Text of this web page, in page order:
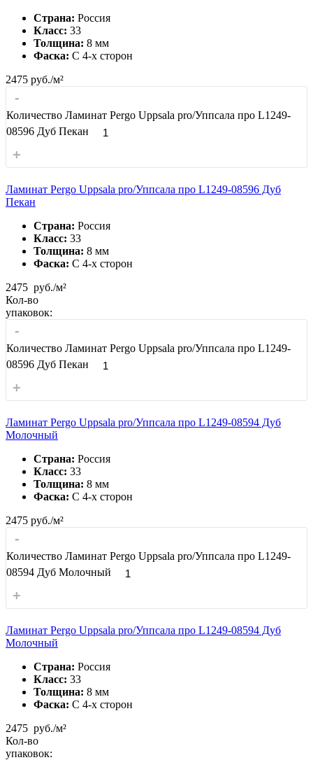
Страна: Россия
Класс: 33
Толщина: 8 мм
Фаска: С 4-x сторон
2475 руб./м²
-
Количество Ламинат Pergo Uppsala pro/Уппсала про L1249-
08596 Дуб Пекан
+
Ламинат Pergo Uppsala pro/Уппсала про L1249-08596 Дуб
Пекан
Страна: Россия
Класс: 33
Толщина: 8 мм
Фаска: С 4-x сторон
2475 руб./м²
Кол-во
упаковок:
-
Количество Ламинат Pergo Uppsala pro/Уппсала про L1249-
08596 Дуб Пекан
+
Ламинат Pergo Uppsala pro/Уппсала про L1249-08594 Дуб
Молочный
Страна: Россия
Класс: 33
Толщина: 8 мм
Фаска: С 4-x сторон
2475 руб./м²
-
Количество Ламинат Pergo Uppsala pro/Уппсала про L1249-
08594 Дуб Молочный
+
Ламинат Pergo Uppsala pro/Уппсала про L1249-08594 Дуб
Молочный
Страна: Россия
Класс: 33
Толщина: 8 мм
Фаска: С 4-x сторон
2475 руб./м²
Кол-во
упаковок: